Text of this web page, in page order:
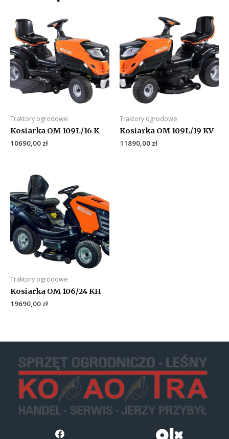
Traktory ogrodowe
Kosiarka OM 109L/16 K
10690,00 zł
Traktory ogrodowe
Kosiarka OM 109L/19 KV
11890,00 zł
Traktory ogrodowe
Kosiarka OM 106/24 KH
19690,00 zł